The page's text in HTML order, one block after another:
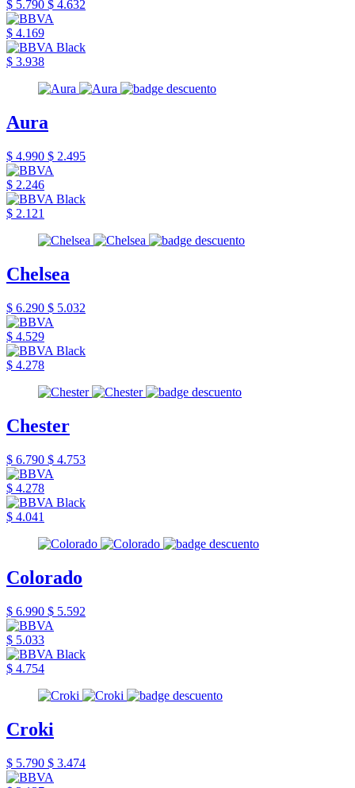
$ 5.790 $ 4.632
$ 4.169
$ 3.938
Aura
$ 4.990 $ 2.495
$ 2.246
$ 2.121
Chelsea
$ 6.290 $ 5.032
$ 4.529
$ 4.278
Chester
$ 6.790 $ 4.753
$ 4.278
$ 4.041
Colorado
$ 6.990 $ 5.592
$ 5.033
$ 4.754
Croki
$ 5.790 $ 3.474